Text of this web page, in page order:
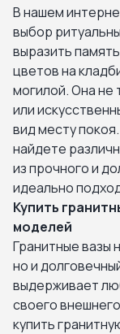
В нашем
выбор
выразить
цветов на
могилой. Она не
или
вид месту
найдете
из прочного и
идеально
Купить
моделей
Гранитные вазы
но и
выдерживает
своего
купить